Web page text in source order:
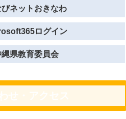
びネットおきなわ
ログイン
縄県教育委員会